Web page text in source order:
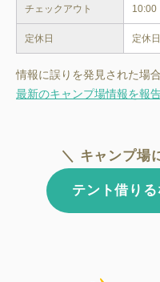
チェックアウト 10:00
定休日 定休
情報に誤りを発見された場
最新のキャンプ場情報を報
＼ キャンプ場
テント借り